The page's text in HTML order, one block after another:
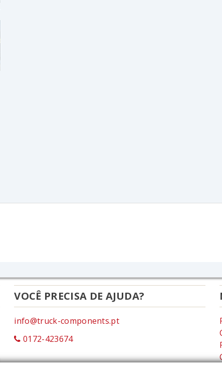
VOCÊ PRECISA DE AJUDA?
info@truck-components.pt
0172-423674